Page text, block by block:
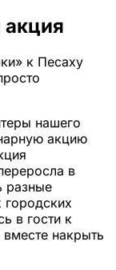
акция
к Песаху
нашего
акцию
в
разные
в гости к
накрыть